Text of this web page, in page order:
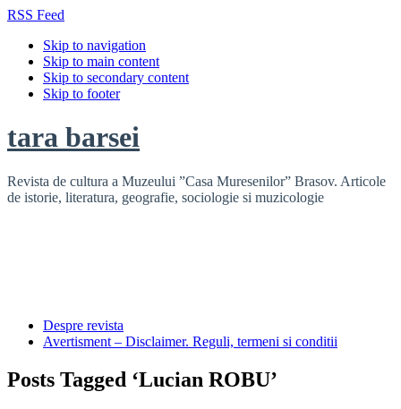
RSS Feed
Skip to navigation
Skip to main content
Skip to secondary content
Skip to footer
tara barsei
Revista de cultura a Muzeului ”Casa Muresenilor” Brasov. Articole
de istorie, literatura, geografie, sociologie si muzicologie
Despre revista
Avertisment – Disclaimer. Reguli, termeni si conditii
Posts Tagged ‘Lucian ROBU’